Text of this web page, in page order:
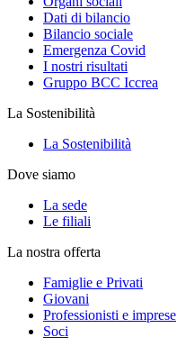
Dati di bilancio
Bilancio sociale
Emergenza Covid
I nostri risultati
Gruppo BCC Iccrea
La Sostenibilità
La Sostenibilità
Dove siamo
La sede
Le filiali
La nostra offerta
Famiglie e Privati
Giovani
Professionisti e imprese
Soci